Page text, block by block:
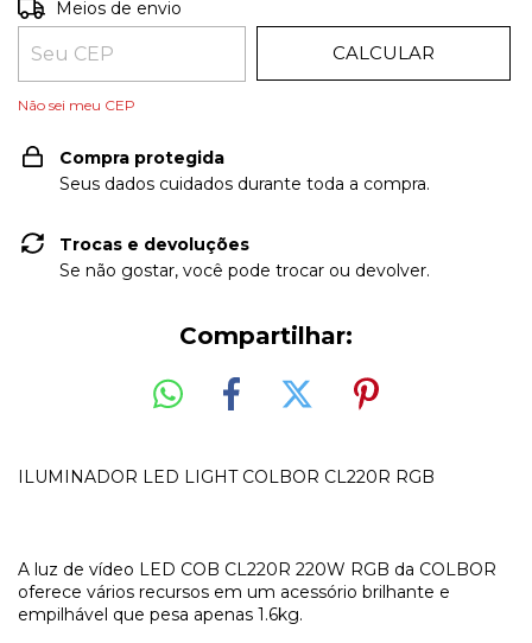
Entregas para o CEP:
Meios de envio
CALCULAR
Não sei meu CEP
Compra protegida
Seus dados cuidados durante toda a compra.
Trocas e devoluções
Se não gostar, você pode trocar ou devolver.
Compartilhar:
ILUMINADOR LED LIGHT COLBOR CL220R RGB
A luz de vídeo LED COB CL220R 220W RGB da COLBOR
oferece vários recursos em um acessório brilhante e
empilhável que pesa apenas 1.6kg.